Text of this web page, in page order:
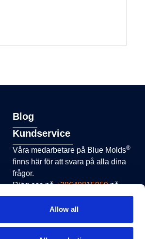
Allow all
Blog
Kundservice
Våra medarbetare på Blue Molds®
finns här för att svara på alla dina
frågor.
Ring oss på+38640815959på
vardagar från 8.00 till 16.00 eller
skicka ett e-postmeddelande till